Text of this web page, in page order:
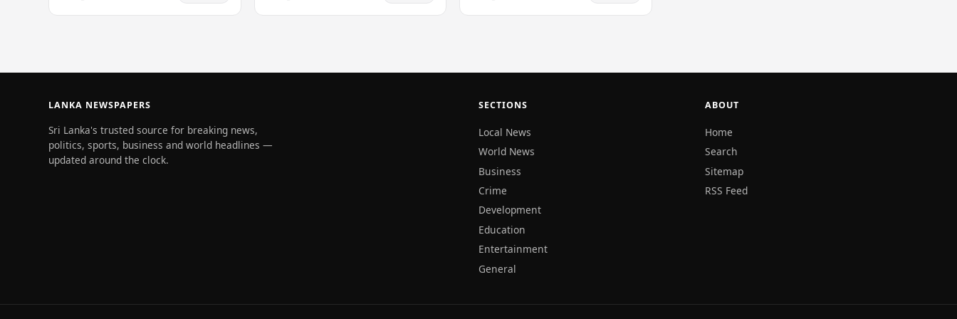
සැලකේ. සිද්ධිය…
හේතු විය — සමාගමේ 28%ක…
කළ වාර්තාව සලකා බැලූ…
LANKA NEWSPAPERS
Sri Lanka's trusted source for breaking news,
politics, sports, business and world headlines —
updated around the clock.
SECTIONS
Local News
World News
Business
Crime
Development
Education
Entertainment
General
ABOUT
Home
Search
Sitemap
RSS Feed